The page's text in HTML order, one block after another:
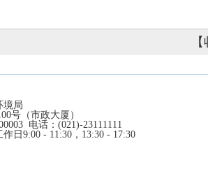
境局
号（市政大厦）
电话：(021)-23111111
日9:00 - 11:30，13:30 - 17:30